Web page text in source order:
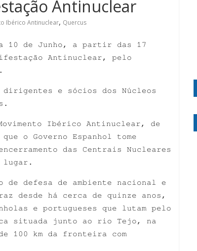
Antinuclear
Ibérico Antinuclear, Quercus
10 de Junho, a partir das 17
Antinuclear, pelo
e sócios dos Núcleos
Ibérico Antinuclear, de
o Governo Espanhol tome
das Centrais Nucleares
lugar.
de defesa de ambiente nacional e
desde há cerca de quinze anos,
e portugueses que lutam pelo
situada junto ao rio Tejo, na
100 km da fronteira com